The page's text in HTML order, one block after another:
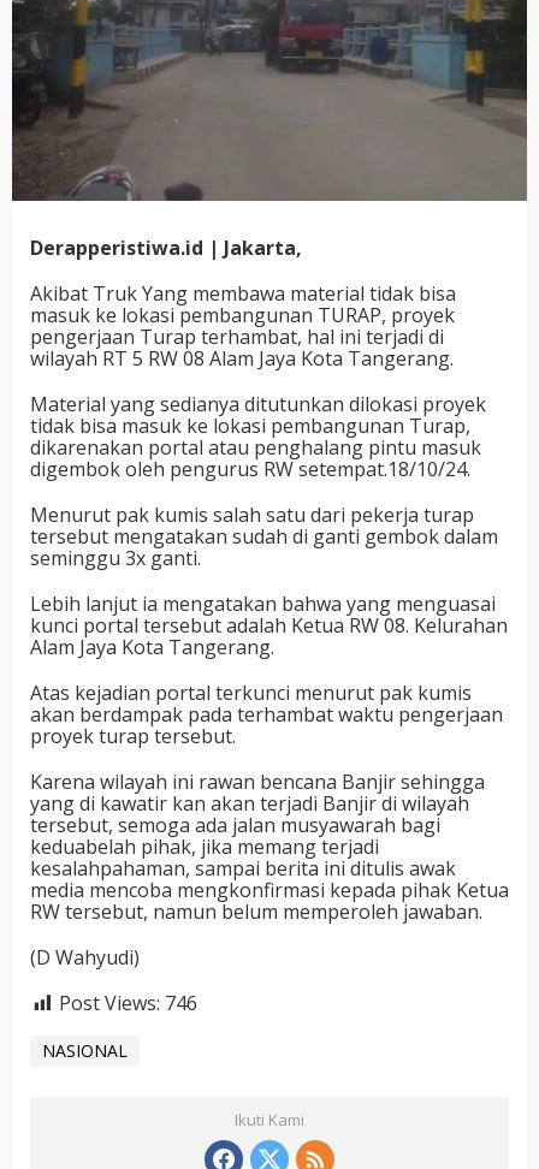
Derapperistiwa.id | Jakarta,
Akibat Truk Yang membawa material tidak bisa
masuk ke lokasi pembangunan TURAP, proyek
pengerjaan Turap terhambat, hal ini terjadi di
wilayah RT 5 RW 08 Alam Jaya Kota Tangerang.
Material yang sedianya ditutunkan dilokasi proyek
tidak bisa masuk ke lokasi pembangunan Turap,
dikarenakan portal atau penghalang pintu masuk
digembok oleh pengurus RW setempat.18/10/24.
Menurut pak kumis salah satu dari pekerja turap
tersebut mengatakan sudah di ganti gembok dalam
seminggu 3x ganti.
Lebih lanjut ia mengatakan bahwa yang menguasai
kunci portal tersebut adalah Ketua RW 08. Kelurahan
Alam Jaya Kota Tangerang.
Atas kejadian portal terkunci menurut pak kumis
akan berdampak pada terhambat waktu pengerjaan
proyek turap tersebut.
Karena wilayah ini rawan bencana Banjir sehingga
yang di kawatir kan akan terjadi Banjir di wilayah
tersebut, semoga ada jalan musyawarah bagi
keduabelah pihak, jika memang terjadi
kesalahpahaman, sampai berita ini ditulis awak
media mencoba mengkonfirmasi kepada pihak Ketua
RW tersebut, namun belum memperoleh jawaban.
(D Wahyudi)
Post Views: 746
NASIONAL
Ikuti Kami